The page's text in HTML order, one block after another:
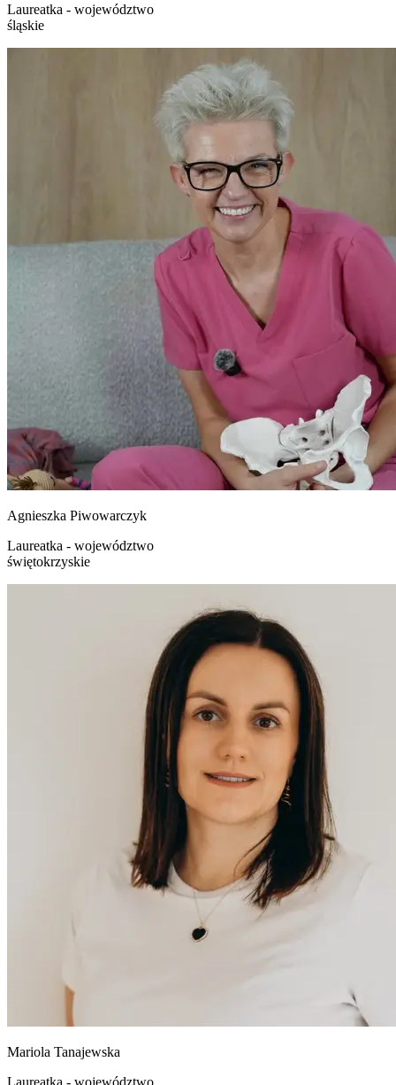
Laureatka - województwo
śląskie
Agnieszka Piwowarczyk
Laureatka - województwo
świętokrzyskie
Mariola Tanajewska
Laureatka - województwo